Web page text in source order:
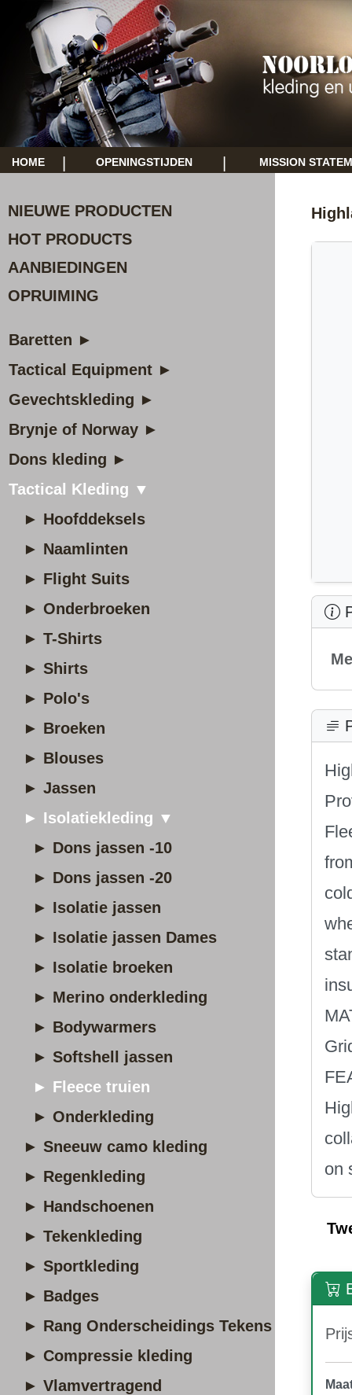
HOME OPENINGSTIJDEN MISSION
NIEUWE PRODUCTEN
HOT PRODUCTS
AANBIEDINGEN
OPRUIMING
Baretten ►
Tactical Equipment ►
Gevechtskleding ►
Brynje of Norway ►
Dons kleding ►
Tactical Kleding ▼
► Hoofddeksels
► Naamlinten
► Flight Suits
► Onderbroeken
► T-Shirts
► Shirts
► Polo's
► Broeken
► Blouses
► Jassen
► Isolatiekleding ▼
► Dons jassen -10
► Dons jassen -20
► Isolatie jassen
► Isolatie jassen Dames
► Isolatie broeken
► Merino onderkleding
► Bodywarmers
► Softshell jassen
► Fleece truien
► Onderkleding
► Sneeuw camo kleding
► Regenkleding
► Handschoenen
► Tekenkleding
► Sportkleding
► Badges
► Rang Onderscheidings Tekens
► Compressie kleding
► Vlamvertragend
on